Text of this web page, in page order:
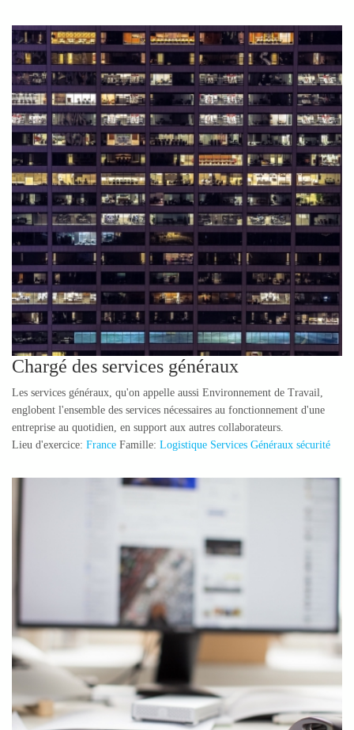
Chargé des services généraux
Les services généraux, qu'on appelle aussi Environnement de Travail,
englobent l'ensemble des services nécessaires au fonctionnement d'une
entreprise au quotidien, en support aux autres collaborateurs.
Lieu d'exercice: France Famille: Logistique Services Généraux sécurité